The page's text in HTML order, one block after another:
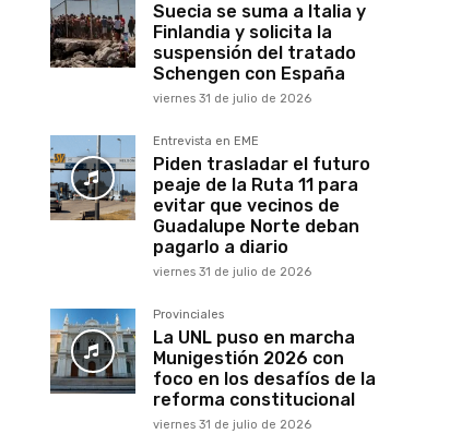
Suecia se suma a Italia y
Finlandia y solicita la
suspensión del tratado
Schengen con España
viernes 31 de julio de 2026
Entrevista en EME
Piden trasladar el futuro
peaje de la Ruta 11 para
evitar que vecinos de
Guadalupe Norte deban
pagarlo a diario
viernes 31 de julio de 2026
Provinciales
La UNL puso en marcha
Munigestión 2026 con
foco en los desafíos de la
reforma constitucional
viernes 31 de julio de 2026